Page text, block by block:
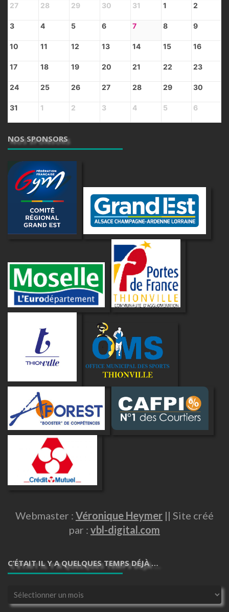
27 28 29 30 31 1 2
3 4 5 6 7 8 9
10 11 12 13 14 15 16
17 18 19 20 21 22 23
24 25 26 27 28 29 30
31 1 2 3 4 5 6
NOS SPONSORS
Webmaster : Véronique Heymer || Site créé
par : vbl-digital.com
C’ÉTAIT IL Y A QUELQUES TEMPS DÉJÀ …